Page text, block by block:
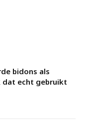
bidons als
dat echt gebruikt